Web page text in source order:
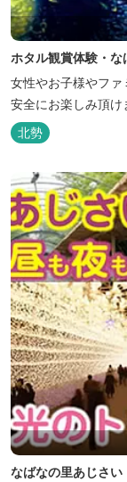
ホタル観賞体験・な
女性やお子様やフ
安全にお楽しみ頂け
北勢
なばなの里あじさ